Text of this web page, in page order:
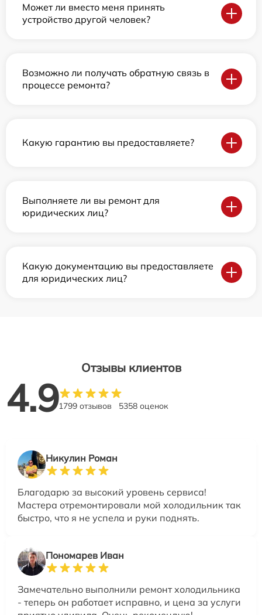
Может ли вместо меня принять
устройство другой человек?
Возможно ли получать обратную связь в
процессе ремонта?
Какую гарантию вы предоставляете?
Выполняете ли вы ремонт для
юридических лиц?
Какую документацию вы предоставляете
для юридических лиц?
Отзывы клиентов
4.91799 отзывов 5358 оценок
Никулин Роман
Благодарю за высокий уровень сервиса!
Мастера отремонтировали мой холодильник так
быстро, что я не успела и руки поднять.
Пономарев Иван
Замечательно выполнили ремонт холодильника
- теперь он работает исправно, и цена за услуги